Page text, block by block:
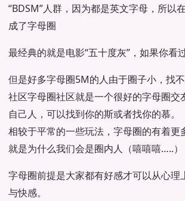
“BDSM”人群，因为都是英文字母，所以
成了字母圈
最经典的就是电影“五十度灰”，如果你看
但是好多字母圈5M的人由于圈子小，找
社区字母圈社区就是一个很好的字母圈交
自己人，可以找到你的斯或者找你的慕。
相较于平常的一些玩法，字母圈的有着更
就是为什么我们会是圈内人（嘻嘻嘻…..）
字母圈前提是大家都有好感才可以从心理
与快感。